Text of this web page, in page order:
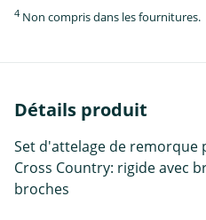
4 Non compris dans les fournitures.
Détails produit
Set d'attelage de remorque
Cross Country: rigide avec
broches